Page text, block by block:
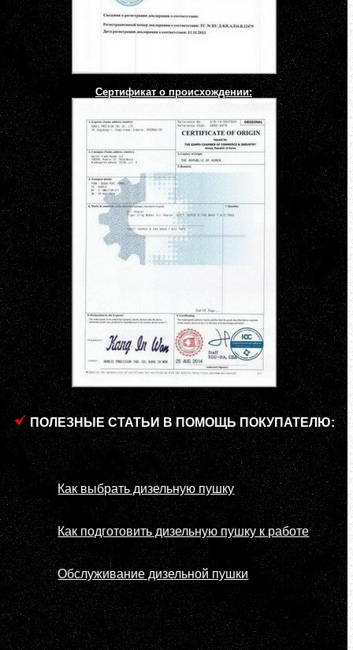
Сертификат о происхождении:
ПОЛЕЗНЫЕ СТАТЬИ В ПОМОЩЬ ПОКУПАТЕЛЮ:
Как выбрать дизельную пушку
Как подготовить дизельную пушку к работе
Обслуживание дизельной пушки